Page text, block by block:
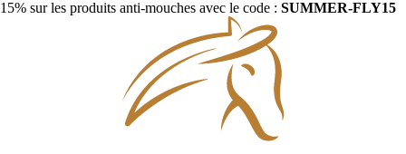
15% sur les produits anti-mouches avec le code : SUMMER-FLY15